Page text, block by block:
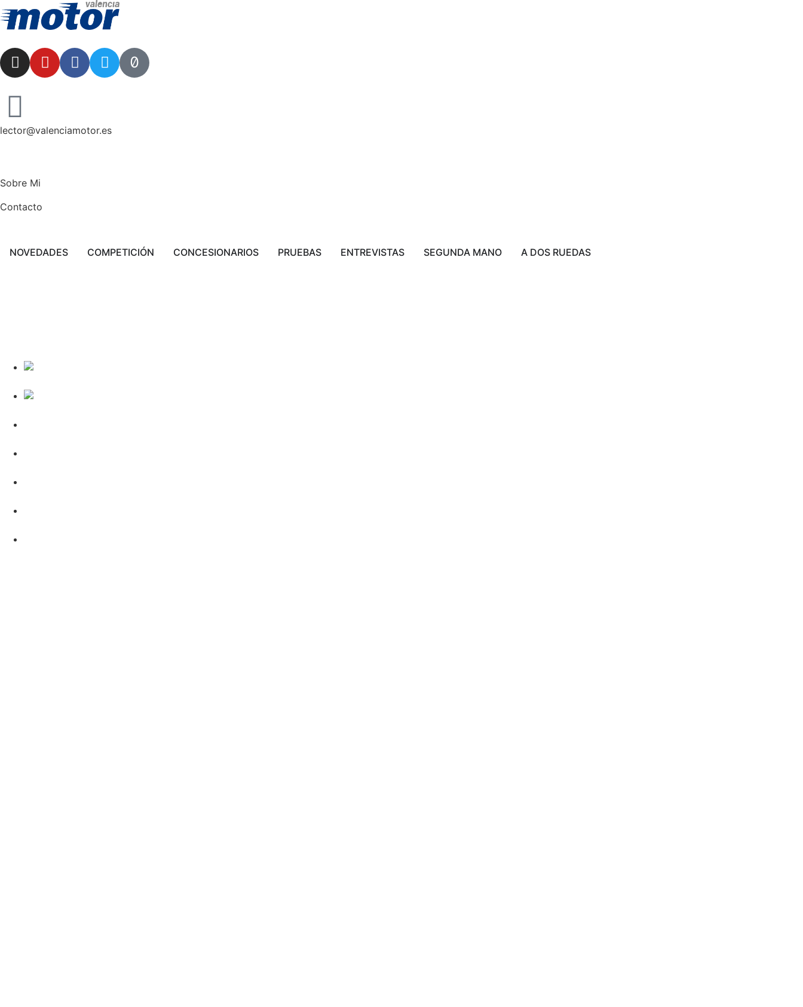
lector@valenciamotor.es
Sobre Mi
Contacto
NOVEDADES COMPETICIÓN CONCESIONARIOS PRUEBAS ENTREVISTAS SEGUNDA MANO A DOS RUEDAS